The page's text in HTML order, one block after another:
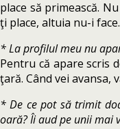
place să primească.
ţi place, altuia nu-i face.
* La profilul meu nu
Pentru că apare scris
ţară. Când vei avansa,
* De ce pot să trimit
oară? Îi aud pe unii mai